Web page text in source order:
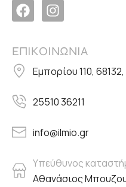
ΕΠΙΚΟΙΝΩΝΙΑ
Εμπορίου 110,
25510 36211
info@ilmio.gr
Υπεύθυνος
Αθανάσιος